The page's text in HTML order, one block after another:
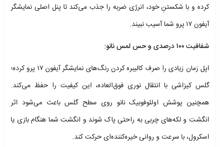
کرده و با شکستنِ خود، انرژی ضربه را جذب می‌کند تا پنل اصلی نمایشگر
آیفون ۱۷ پرو شما آسیب نبیند.
شفافیت ۱۰۰ درصدی و حس لمس نانو:
اپل زمان زیادی را صرف کالیبره کردن رنگ‌های نمایشگر آیفون ۱۷ پرو کرده؛
گلس کیزاشی با انتقال نوری فوق‌العاده، این کیفیت را حفظ می‌کند.
همچنین پوشش اولئوفوبیک نانو روی سطح گلس باعث می‌شود اثر
انگشت و لکه‌های چربی به راحتی پاک شوند و انگشت شما هنگام بازی یا
اسکرول، با سرعت و روانی خیره‌کننده‌ای حرکت کند.